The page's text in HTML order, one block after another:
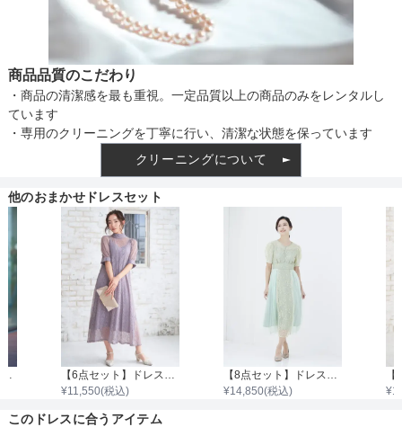
商品品質のこだわり
・商品の清潔感を最も重視。一定品質以上の商品のみをレンタルし
ています
・専用のクリーニングを丁寧に行い、清潔な状態を保っています
クリーニングについて
他のおまかせドレスセット
【4点セット】ドレス＆羽織・バック・ネックレス
【6点セット】ドレス＋小物5点
¥11,550(税込)
【8点セット】ドレス＋小物7点
¥14,850(税込) ¥
このドレスに合うアイテム